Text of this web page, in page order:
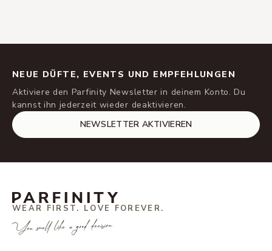
NEUE DÜFTE, EVENTS UND EMPFEHLUNGEN
Aktiviere den Parfinity Newsletter in deinem Konto. Du
kannst ihn jederzeit wieder deaktivieren.
NEWSLETTER AKTIVIEREN
WEAR FIRST. LOVE FOREVER.
You smell like a good decision.